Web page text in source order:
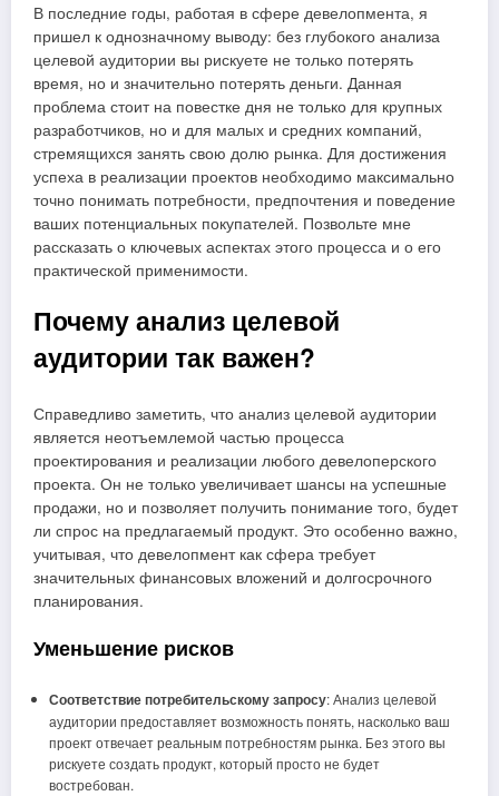
В последние годы, работая в сфере девелопмента, я
пришел к однозначному выводу: без глубокого анализа
целевой аудитории вы рискуете не только потерять
время, но и значительно потерять деньги. Данная
проблема стоит на повестке дня не только для крупных
разработчиков, но и для малых и средних компаний,
стремящихся занять свою долю рынка. Для достижения
успеха в реализации проектов необходимо максимально
точно понимать потребности, предпочтения и поведение
ваших потенциальных покупателей. Позвольте мне
рассказать о ключевых аспектах этого процесса и о его
практической применимости.
Почему анализ целевой
аудитории так важен?
Справедливо заметить, что анализ целевой аудитории
является неотъемлемой частью процесса
проектирования и реализации любого девелоперского
проекта. Он не только увеличивает шансы на успешные
продажи, но и позволяет получить понимание того, будет
ли спрос на предлагаемый продукт. Это особенно важно,
учитывая, что девелопмент как сфера требует
значительных финансовых вложений и долгосрочного
планирования.
Уменьшение рисков
Соответствие потребительскому запросу: Анализ целевой
аудитории предоставляет возможность понять, насколько ваш
проект отвечает реальным потребностям рынка. Без этого вы
рискуете создать продукт, который просто не будет
востребован.